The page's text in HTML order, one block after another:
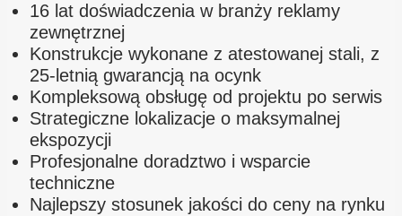
16 lat doświadczenia w branży reklamy
zewnętrznej
Konstrukcje wykonane z atestowanej stali, z
25-letnią gwarancją na ocynk
Kompleksową obsługę od projektu po serwis
Strategiczne lokalizacje o maksymalnej
ekspozycji
Profesjonalne doradztwo i wsparcie
techniczne
Najlepszy stosunek jakości do ceny na rynku